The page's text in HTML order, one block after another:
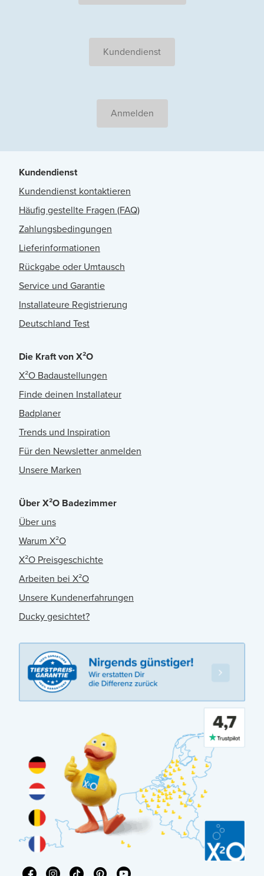
Kundendienst
Anmelden
Kundendienst
Kundendienst kontaktieren
Häufig gestellte Fragen (FAQ)
Zahlungsbedingungen
Lieferinformationen
Rückgabe oder Umtausch
Service und Garantie
Installateure Registrierung
Deutschland Test
Die Kraft von X²O
X²O Badaustellungen
Finde deinen Installateur
Badplaner
Trends und Inspiration
Für den Newsletter anmelden
Unsere Marken
Über X²O Badezimmer
Über uns
Warum X²O
X²O Preisgeschichte
Arbeiten bei X²O
Unsere Kundenerfahrungen
Ducky gesichtet?